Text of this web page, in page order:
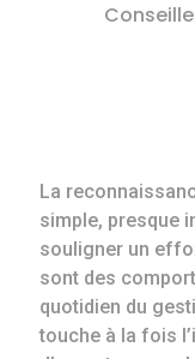
La
simple, presque
souligner un
sont des
quotidien du
touche à la fois